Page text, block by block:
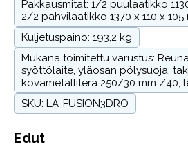
Edut
Pakkausmitat: 1/2 puulaatikko
2/2 pahvilaatikko 1370 x 110 x 105
Kuljetuspaino: 193,2 kg
Mukana toimitettu varustus:
syöttölaite, yläosan pölysuoja,
kovametalliterä 250/30 mm Z40,
SKU: LA-FUSION3DRO